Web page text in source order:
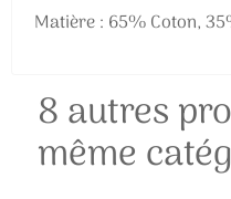
Matière : 65% Coton,
8 autres
même